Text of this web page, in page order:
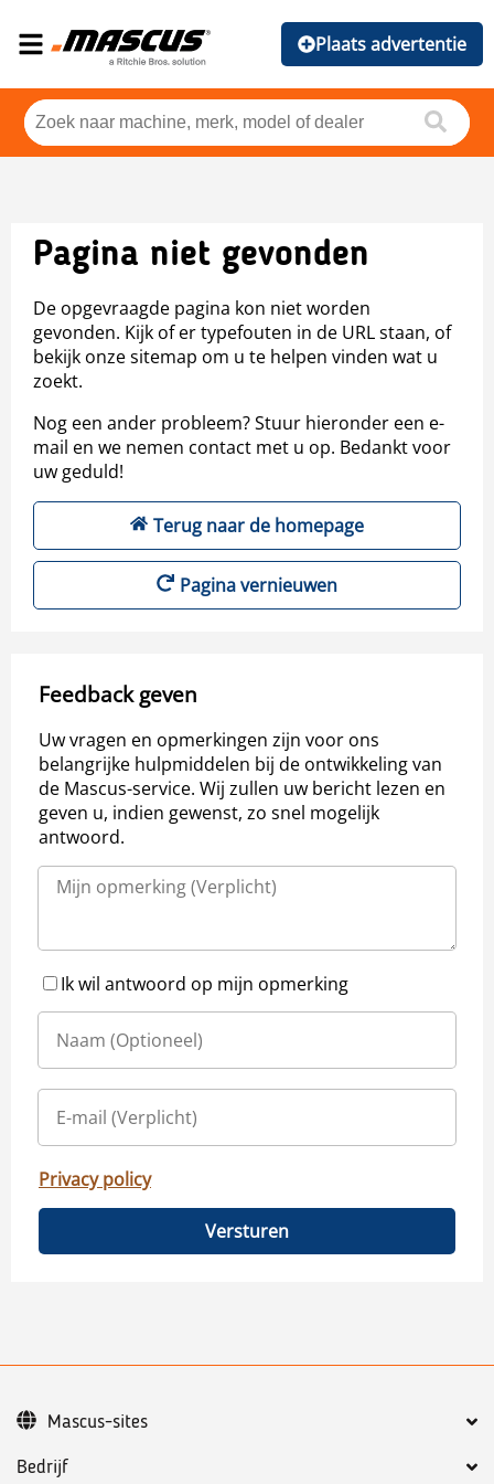
Plaats advertentie
Pagina niet gevonden
De opgevraagde pagina kon niet worden
gevonden. Kijk of er typefouten in de URL staan, of
bekijk onze sitemap om u te helpen vinden wat u
zoekt.
Nog een ander probleem? Stuur hieronder een e-
mail en we nemen contact met u op. Bedankt voor
uw geduld!
Terug naar de homepage
Pagina vernieuwen
Feedback geven
Uw vragen en opmerkingen zijn voor ons
belangrijke hulpmiddelen bij de ontwikkeling van
de Mascus-service. Wij zullen uw bericht lezen en
geven u, indien gewenst, zo snel mogelijk
antwoord.
Ik wil antwoord op mijn opmerking
Privacy policy
Versturen
Bedrijf
Mascus-sites